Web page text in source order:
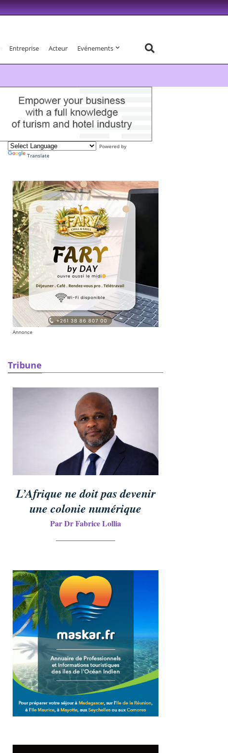
Entreprise Acteur Evénements
Powered by
Translate
Annonce
Tribune
L’Afrique ne doit pas devenir
une colonie numérique
Par Dr Fabrice Lollia